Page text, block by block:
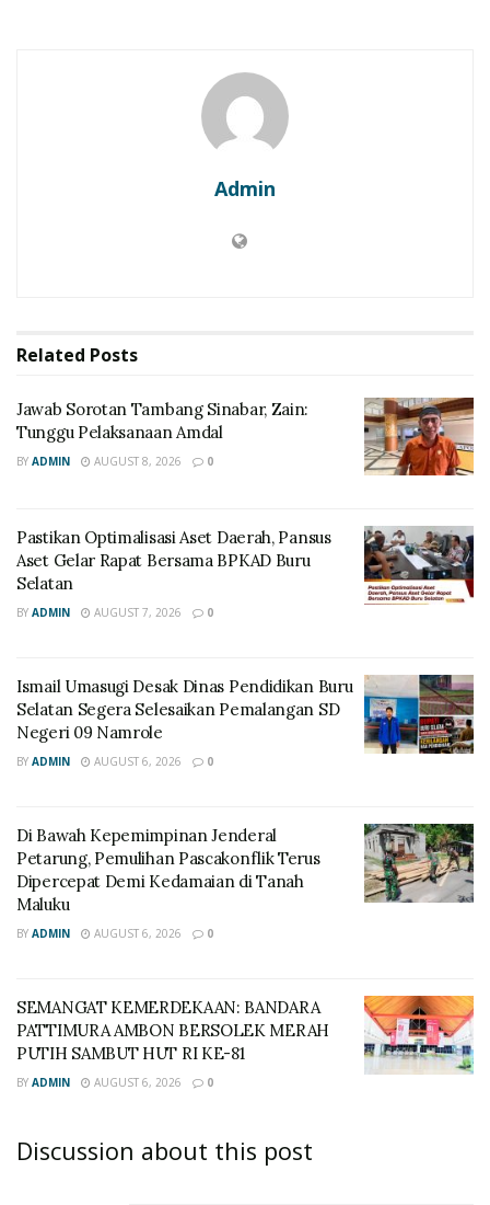
Admin
Related Posts
Jawab Sorotan Tambang Sinabar, Zain:
Tunggu Pelaksanaan Amdal
BY ADMIN AUGUST 8, 2026 0
Pastikan Optimalisasi Aset Daerah, Pansus
Aset Gelar Rapat Bersama BPKAD Buru
Selatan
BY ADMIN AUGUST 7, 2026 0
Ismail Umasugi Desak Dinas Pendidikan Buru
Selatan Segera Selesaikan Pemalangan SD
Negeri 09 Namrole
BY ADMIN AUGUST 6, 2026 0
Di Bawah Kepemimpinan Jenderal
Petarung, Pemulihan Pascakonflik Terus
Dipercepat Demi Kedamaian di Tanah
Maluku
BY ADMIN AUGUST 6, 2026 0
SEMANGAT KEMERDEKAAN: BANDARA
PATTIMURA AMBON BERSOLEK MERAH
PUTIH SAMBUT HUT RI KE-81
BY ADMIN AUGUST 6, 2026 0
Discussion about this post